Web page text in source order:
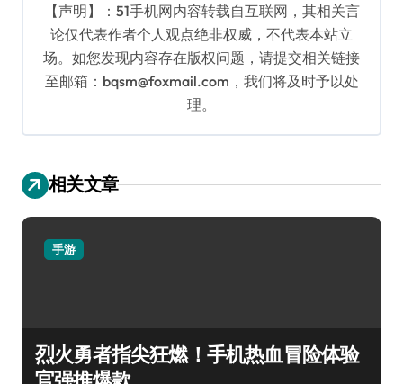
【声明】：51手机网内容转载自互联网，其相关言
论仅代表作者个人观点绝非权威，不代表本站立
场。如您发现内容存在版权问题，请提交相关链接
至邮箱：bqsm@foxmail.com，我们将及时予以处
理。
相关文章
手游
烈火勇者指尖狂燃！手机热血冒险体验